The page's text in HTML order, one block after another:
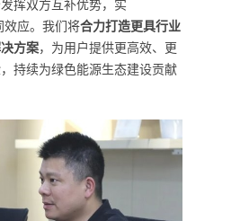
挥双方互补优势，实
效应。我们将合力打造更具行业
方案，为用户提供更高效、更
持续为绿色能源生态建设贡献